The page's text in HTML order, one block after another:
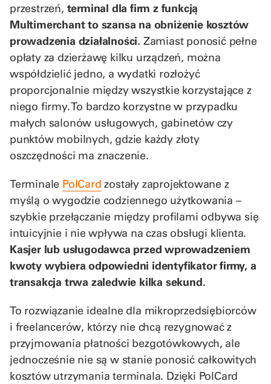
przestrzeń, terminal dla firm z funkcją
Multimerchant to szansa na obniżenie kosztów
prowadzenia działalności. Zamiast ponosić pełne
opłaty za dzierżawę kilku urządzeń, można
współdzielić jedno, a wydatki rozłożyć
proporcjonalnie między wszystkie korzystające z
niego firmy. To bardzo korzystne w przypadku
małych salonów usługowych, gabinetów czy
punktów mobilnych, gdzie każdy złoty
oszczędności ma znaczenie.
Terminale PolCard zostały zaprojektowane z
myślą o wygodzie codziennego użytkowania –
szybkie przełączanie między profilami odbywa się
intuicyjnie i nie wpływa na czas obsługi klienta.
Kasjer lub usługodawca przed wprowadzeniem
kwoty wybiera odpowiedni identyfikator firmy, a
transakcja trwa zaledwie kilka sekund.
To rozwiązanie idealne dla mikroprzedsiębiorców
i freelancerów, którzy nie chcą rezygnować z
przyjmowania płatności bezgotówkowych, ale
jednocześnie nie są w stanie ponosić całkowitych
kosztów utrzymania terminala. Dzięki PolCard